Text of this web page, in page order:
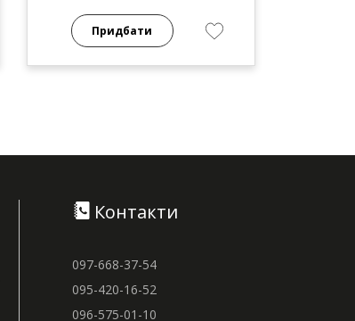
Придбати
Контакти
097-668-37-54
095-420-16-52
096-575-01-10